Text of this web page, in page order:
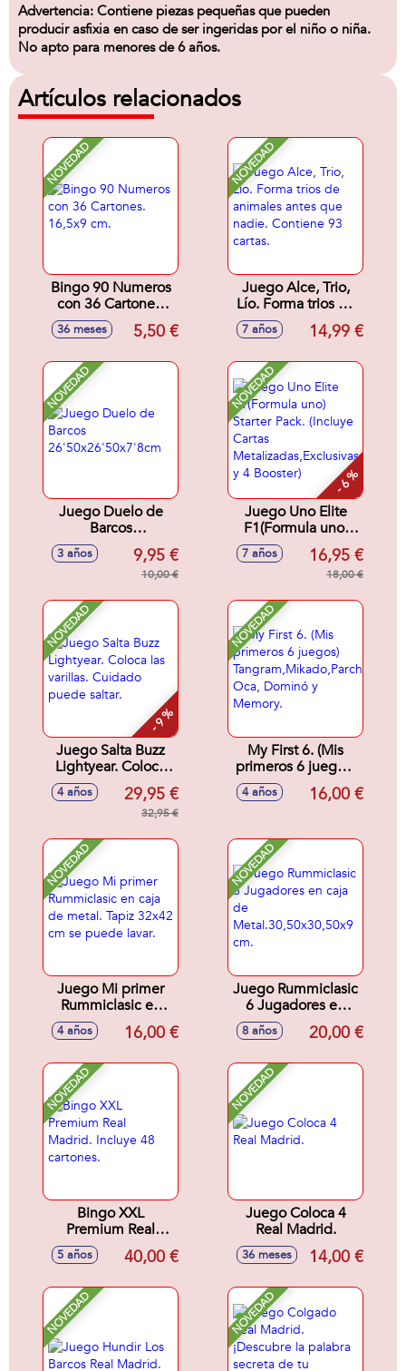
Advertencia: Contiene piezas pequeñas que pueden
producir asfixia en caso de ser ingeridas por el niño o niña.
No apto para menores de 6 años.
Artículos relacionados
NOVEDAD
Bingo 90 Numeros
con 36 Cartones.
16,5x9 cm.
36 meses 5,50 €
NOVEDAD
Juego Alce, Trio,
Lío. Forma trios de
animales antes que
nadie. Contiene 93
7 años 14,99 €
NOVEDAD
Juego Duelo de
Barcos
26'50x26'50x7'8cm
3 años 9,95 €
10,00 €
NOVEDAD
- 6 %
Juego Uno Elite
F1(Formula uno)
Starter Pack.
(Incluye Cartas
Metalizadas,Exclusivas
7 años 16,95 €
18,00 €
NOVEDAD
- 9 %
Juego Salta Buzz
Lightyear. Coloca
las varillas. Cuidado
puede saltar.
4 años 29,95 €
32,95 €
NOVEDAD
My First 6. (Mis
primeros 6 juegos)
Tangram,Mikado,Parchís,
Oca, Dominó y
4 años 16,00 €
NOVEDAD
Juego Mi primer
Rummiclasic en
caja de metal. Tapiz
32x42 cm se
4 años 16,00 €
NOVEDAD
Juego Rummiclasic
6 Jugadores en
caja de
Metal.30,50x30,50x9
8 años 20,00 €
NOVEDAD
Bingo XXL
Premium Real
Madrid. Incluye 48
cartones.
5 años 40,00 €
NOVEDAD
Juego Coloca 4
Real Madrid.
36 meses 14,00 €
NOVEDAD NOVEDAD